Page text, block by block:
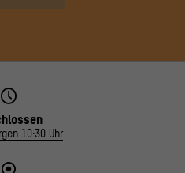
10:30 Uhr